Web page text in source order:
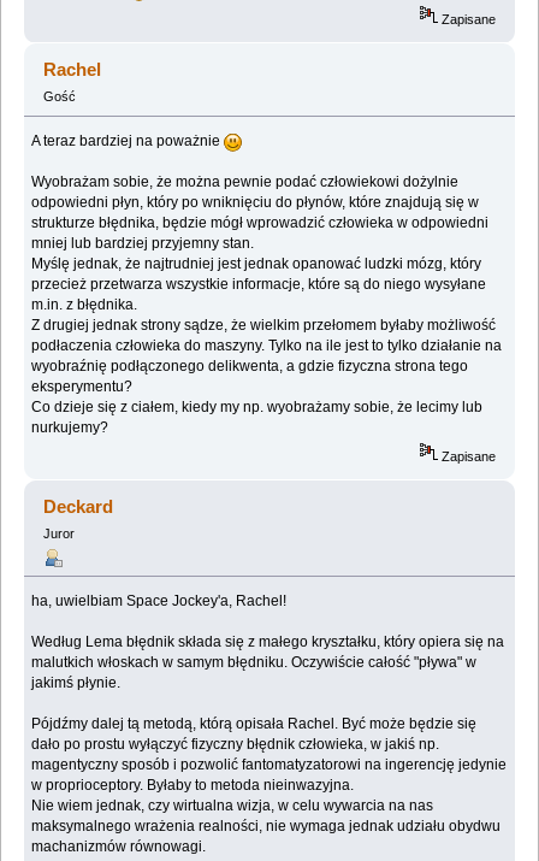
Zapisane
Rachel
Gość
A teraz bardziej na poważnie
Wyobrażam sobie, że można pewnie podać człowiekowi dożylnie
odpowiedni płyn, który po wniknięciu do płynów, które znajdują się w
strukturze błędnika, będzie mógł wprowadzić człowieka w odpowiedni
mniej lub bardziej przyjemny stan.
Myślę jednak, że najtrudniej jest jednak opanować ludzki mózg, który
przecież przetwarza wszystkie informacje, które są do niego wysyłane
m.in. z błędnika.
Z drugiej jednak strony sądze, że wielkim przełomem byłaby możliwość
podłaczenia człowieka do maszyny. Tylko na ile jest to tylko działanie na
wyobraźnię podłączonego delikwenta, a gdzie fizyczna strona tego
eksperymentu?
Co dzieje się z ciałem, kiedy my np. wyobrażamy sobie, że lecimy lub
nurkujemy?
Zapisane
Deckard
Juror
ha, uwielbiam Space Jockey'a, Rachel!
Według Lema błędnik składa się z małego kryształku, który opiera się na
malutkich włoskach w samym błędniku. Oczywiście całość "pływa" w
jakimś płynie.
Pójdźmy dalej tą metodą, którą opisała Rachel. Być może będzie się
dało po prostu wyłączyć fizyczny błędnik człowieka, w jakiś np.
magentyczny sposób i pozwolić fantomatyzatorowi na ingerencję jedynie
w proprioceptory. Byłaby to metoda nieinwazyjna.
Nie wiem jednak, czy wirtualna wizja, w celu wywarcia na nas
maksymalnego wrażenia realności, nie wymaga jednak udziału obydwu
machanizmów równowagi.